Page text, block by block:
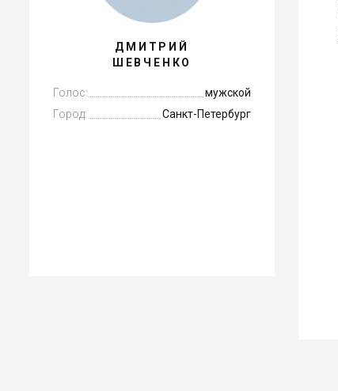
ДМИТРИЙ
ШЕВЧЕНКО
Голос:
мужской
Город:
Санкт-Петербург